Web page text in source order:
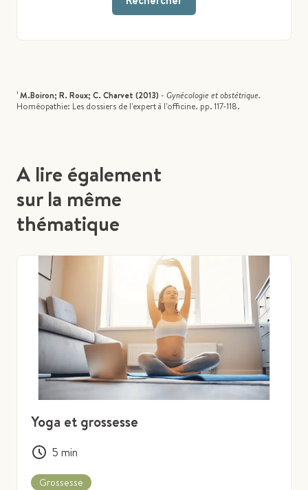
¹M.Boiron; R. Roux; C. Charvet (2013) - Gynécologie et obstétrique.
Homéopathie: Les dossiers de l'expert à l'officine. pp. 117‑118.
A lire également
sur la même
thématique
Yoga et grossesse
5 min
Grossesse